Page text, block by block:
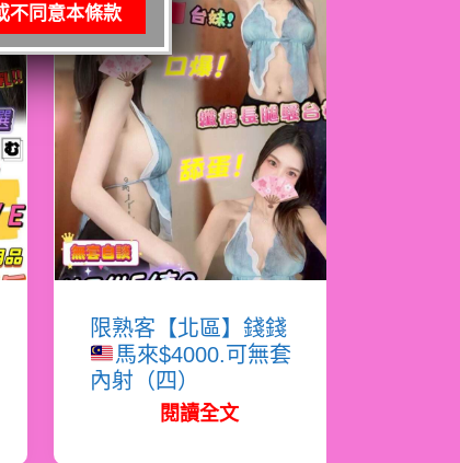
限熟客【北區】錢錢
馬來$4000.可無套
內射（四）
閱讀全文
不同意本條款